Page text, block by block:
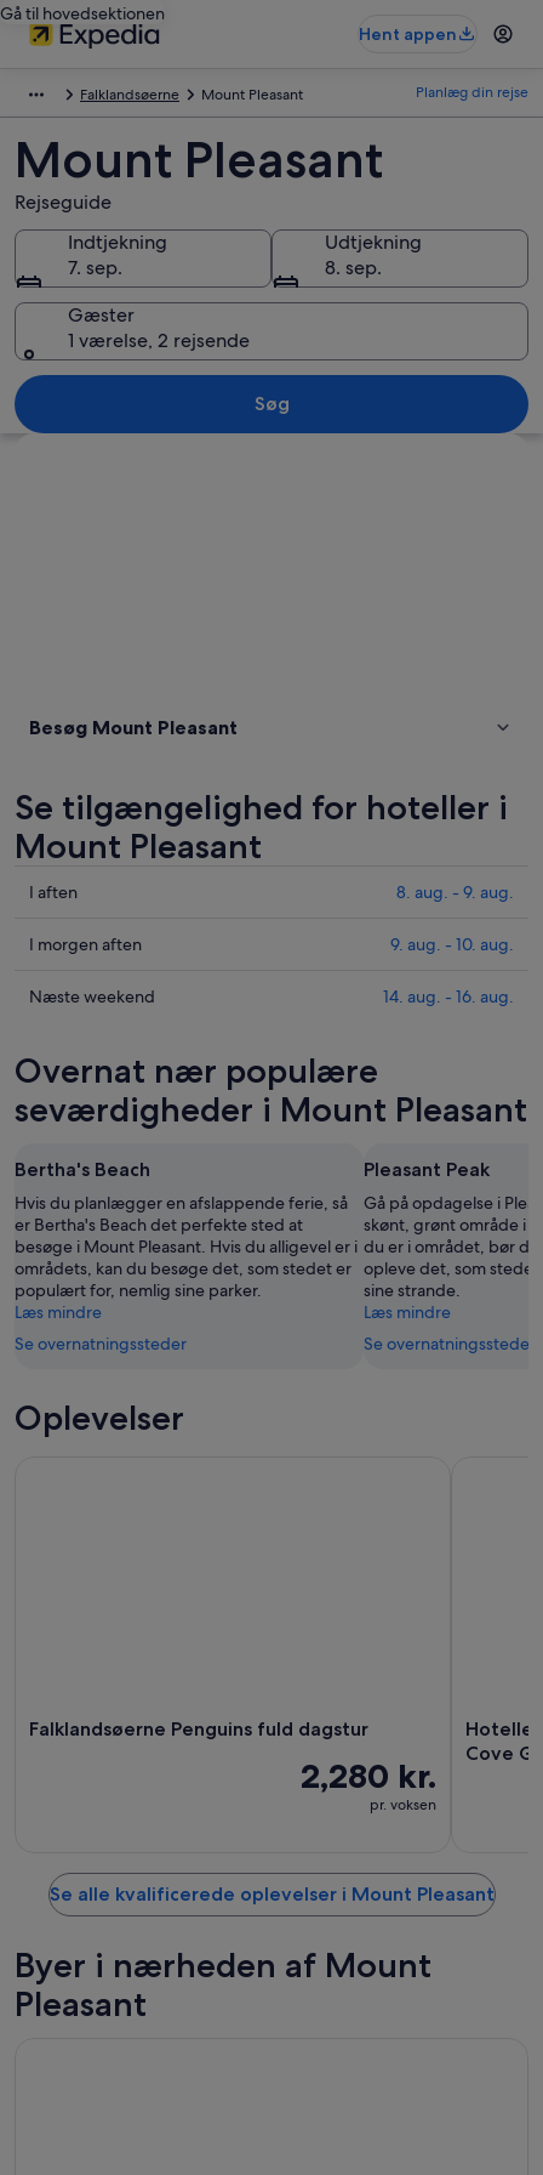
Gå til hovedsektionen
Hent appen
Falklandsøerne Mount Pleasant Planlæg din rejse
Mount Pleasant
Rejseguide
Indtjekning
7. sep.
Udtjekning
8. sep.
Gæster
1 værelse, 2 rejsende
Søg
Besøg Mount Pleasant
Se tilgængelighed for hoteller i
Mount Pleasant
Tjek
i
Pleasant
aften,
aug.
9.
aug.
I aften 8. aug. - 9. aug.
Tjek
i
for
morgen
9.
aug.
-
10.
aug.
I morgen aften 9. aug. - 10. aug.
Tjek
Mount
Pleasant
for
weekend,
14.
aug.
-
16.
aug.
Næste weekend 14. aug. - 16. aug.
Overnat nær populære
seværdigheder i Mount Pleasant
Bertha's Beach
Hvis du planlægger en afslappende ferie, så
er Bertha's Beach det perfekte sted at
besøge i Mount Pleasant. Hvis du alligevel er i
områdets, kan du besøge det, som stedet er
populært for, nemlig sine parker.
Læs mindre
Se overnatningssteder
Pleasant Peak
Gå på opdagelse i
skønt, grønt område i
du er i området, bør
opleve det, som
sine strande.
Læs mindre
Se overnatningssteder
Oplevelser
Falklandsøerne Penguins fuld dagstur
2,280 kr.
pr. voksen
Cove
Se alle kvalificerede oplevelser i Mount Pleasant
Byer i nærheden af Mount
Pleasant